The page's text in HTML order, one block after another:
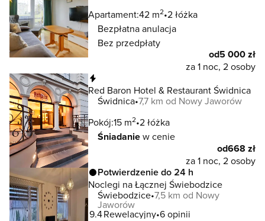
Apartament:42 m2 2 łóżka
Bezpłatna anulacja
Bez przedpłaty
od5 000 zł
za 1 noc, 2 osoby
Red Baron Hotel & Restaurant Świdnica
Świdnica 7,7 km od Nowy Jaworów
Pokój:15 m2 2 łóżka
Śniadaniew cenie
od668 zł
za 1 noc, 2 osoby
Potwierdzenie do 24 h
Noclegi na Łącznej Świebodzice
Świebodzice 7,5 km od Nowy
Jaworów
9.4Rewelacyjny 6 opinii